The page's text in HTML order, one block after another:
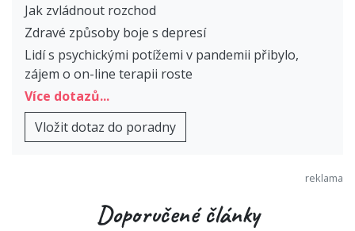
Jak zvládnout rozchod
Zdravé způsoby boje s depresí
Lidí s psychickými potížemi v pandemii přibylo,
zájem o on-line terapii roste
Více dotazů...
Vložit dotaz do poradny
Doporučené články